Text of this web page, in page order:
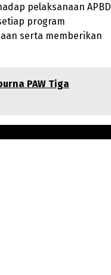
pelaksanaan APBD
program
serta memberikan
PAW Tiga